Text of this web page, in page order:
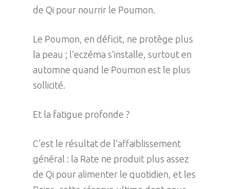
de Qi pour nourrir le Poumon.
Le Poumon, en déficit, ne protège plus
la peau ; l’eczéma s’installe, surtout en
automne quand le Poumon est le plus
sollicité.
Et la fatigue profonde ?
C’est le résultat de l’affaiblissement
général : la Rate ne produit plus assez
de Qi pour alimenter le quotidien, et les